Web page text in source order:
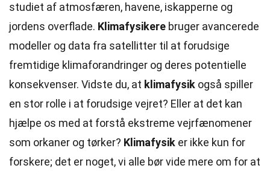
studiet af atmosfæren, havene, iskapperne og
jordens overflade. Klimafysikere bruger avancerede
modeller og data fra satellitter til at forudsige
fremtidige klimaforandringer og deres potentielle
konsekvenser. Vidste du, at klimafysik også spiller
en stor rolle i at forudsige vejret? Eller at det kan
hjælpe os med at forstå ekstreme vejrfænomener
som orkaner og tørker? Klimafysik er ikke kun for
forskere; det er noget, vi alle bør vide mere om for at